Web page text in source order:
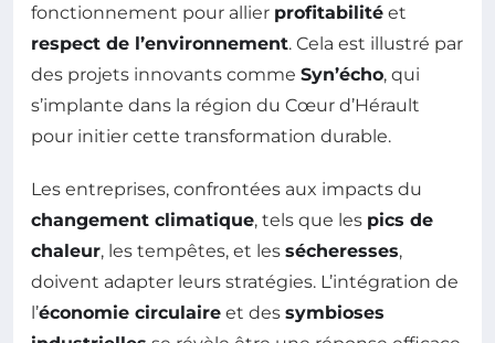
fonctionnement pour allier profitabilité et
respect de l’environnement. Cela est illustré par
des projets innovants comme Syn’écho, qui
s’implante dans la région du Cœur d’Hérault
pour initier cette transformation durable.
Les entreprises, confrontées aux impacts du
changement climatique, tels que les pics de
chaleur, les tempêtes, et les sécheresses,
doivent adapter leurs stratégies. L’intégration de
l’économie circulaire et des symbioses